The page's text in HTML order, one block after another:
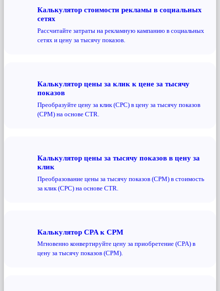
Калькулятор стоимости рекламы в социальных
сетях
Рассчитайте затраты на рекламную кампанию в социальных
сетях и цену за тысячу показов.
Калькулятор цены за клик к цене за тысячу
показов
Преобразуйте цену за клик (CPC) в цену за тысячу показов
(CPM) на основе CTR.
Калькулятор цены за тысячу показов в цену за
клик
Преобразование цены за тысячу показов (CPM) в стоимость
за клик (CPC) на основе CTR.
Калькулятор CPA к CPM
Мгновенно конвертируйте цену за приобретение (CPA) в
цену за тысячу показов (CPM).